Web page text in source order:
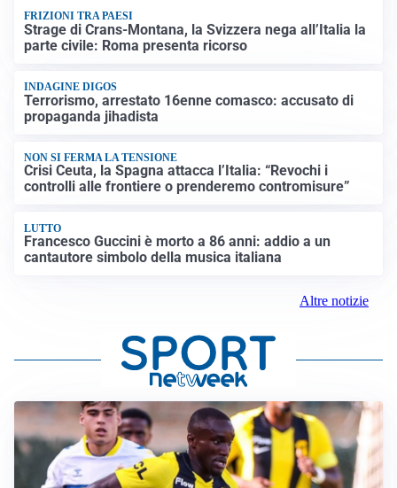
FRIZIONI TRA PAESI
Strage di Crans-Montana, la Svizzera nega all’Italia la
parte civile: Roma presenta ricorso
INDAGINE DIGOS
Terrorismo, arrestato 16enne comasco: accusato di
propaganda jihadista
NON SI FERMA LA TENSIONE
Crisi Ceuta, la Spagna attacca l’Italia: “Revochi i
controlli alle frontiere o prenderemo contromisure”
LUTTO
Francesco Guccini è morto a 86 anni: addio a un
cantautore simbolo della musica italiana
Altre notizie